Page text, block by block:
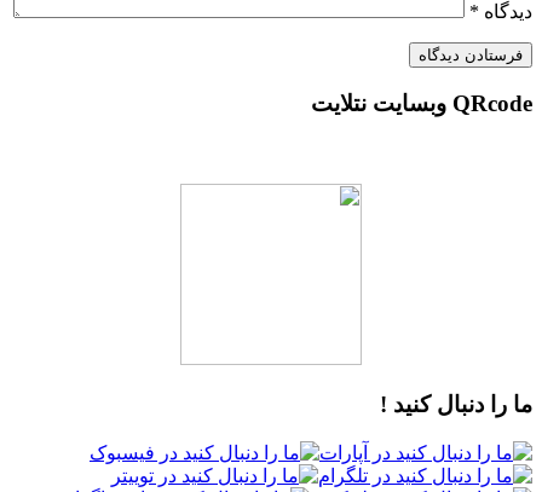
دیدگاه *
QRcode وبسایت نتلایت
ما را دنبال کنید !